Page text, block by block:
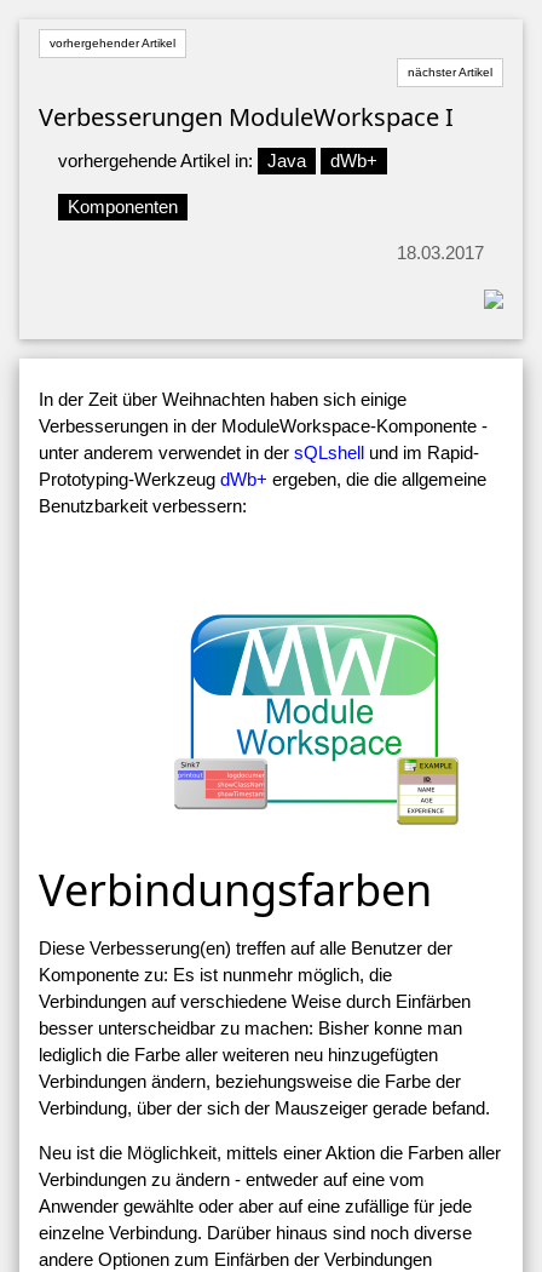
vorhergehender Artikel
nächster Artikel
Verbesserungen ModuleWorkspace I
vorhergehende Artikel in: Java dWb+
Komponenten
18.03.2017
In der Zeit über Weihnachten haben sich einige
Verbesserungen in der ModuleWorkspace-Komponente -
unter anderem verwendet in der sQLshell und im Rapid-
Prototyping-Werkzeug dWb+ ergeben, die die allgemeine
Benutzbarkeit verbessern:
Verbindungsfarben
Diese Verbesserung(en) treffen auf alle Benutzer der
Komponente zu: Es ist nunmehr möglich, die
Verbindungen auf verschiedene Weise durch Einfärben
besser unterscheidbar zu machen: Bisher konne man
lediglich die Farbe aller weiteren neu hinzugefügten
Verbindungen ändern, beziehungsweise die Farbe der
Verbindung, über der sich der Mauszeiger gerade befand.
Neu ist die Möglichkeit, mittels einer Aktion die Farben aller
Verbindungen zu ändern - entweder auf eine vom
Anwender gewählte oder aber auf eine zufällige für jede
einzelne Verbindung. Darüber hinaus sind noch diverse
andere Optionen zum Einfärben der Verbindungen